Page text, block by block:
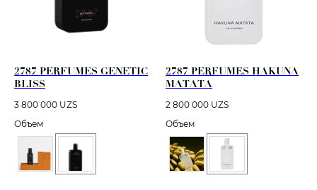
2787 PERFUMES GENETIC
BLISS
3 800 000 UZS
Объем
2787 PERFUMES HAKUNA
MATATA
2 800 000 UZS
Объем